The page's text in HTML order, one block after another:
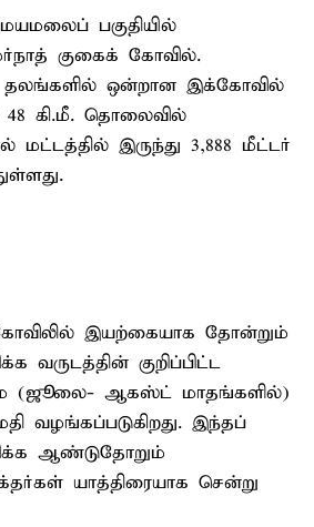
பகுதியில்
குகைக் கோவில்.
தலங்களில் ஒன்றான இக்கோவில்
48 கி.மீ. தொலைவில்
இருந்து 3,888 மீட்டர்
இயற்கையாக தோன்றும்
வருடத்தின் குறிப்பிட்ட
(ஜூலை- ஆகஸ்ட் மாதங்களில்)
வழங்கப்படுகிறது. இந்தப்
ஆண்டுதோறும்
யாத்திரையாக சென்று